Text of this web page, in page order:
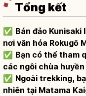
Tổng kết
✅ Bán đảo
nơi văn hóa Rokugō
✅ Bạn có thể tham
các ngôi chùa
✅ Ngoài trekking,
nhiên tại Matama